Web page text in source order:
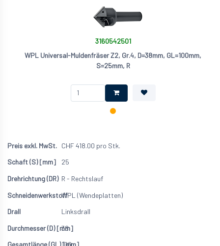
3160542501
WPL Universal-Muldenfräser Z2, Gr.4, D=38mm, GL=100mm,
S=25mm, R
CHF418.00 pro Stk.
25
R - Rechtslauf
WPL (Wendeplatten)
Linksdrall
38